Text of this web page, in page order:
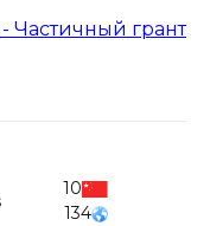
- Частичный грант
10
134